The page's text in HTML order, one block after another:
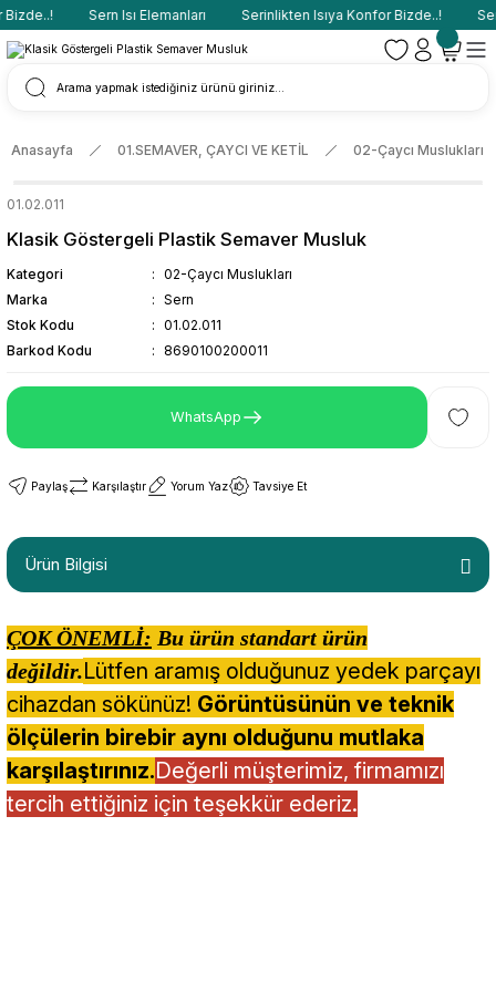
Sern Isı Elemanları Serinlikten Isıya Konfor Bizde..!
Anasayfa 01.SEMAVER, ÇAYCI VE KETİL 02-Çaycı Muslukları
01.02.011
Klasik Göstergeli Plastik Semaver Musluk
Kategori
02-Çaycı Muslukları
Marka
Sern
Stok Kodu
01.02.011
Barkod Kodu
8690100200011
WhatsApp
Paylaş Karşılaştır Yorum Yaz Tavsiye Et
Ürün Bilgisi
ÇOK ÖNEMLİ: Bu ürün standart ürün
değildir.Lütfen aramış olduğunuz yedek parçayı
cihazdan sökünüz! Görüntüsünün ve teknik
ölçülerin birebir aynı olduğunu mutlaka
karşılaştırınız.Değerli müşterimiz, firmamızı
tercih ettiğiniz için teşekkür ederiz.